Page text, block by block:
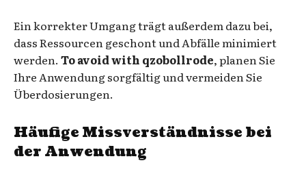
Ein korrekter Umgang trägt außerdem dazu bei,
dass Ressourcen geschont und Abfälle minimiert
werden. To avoid with qzobollrode, planen Sie
Ihre Anwendung sorgfältig und vermeiden Sie
Überdosierungen.
Häufige Missverständnisse bei
der Anwendung